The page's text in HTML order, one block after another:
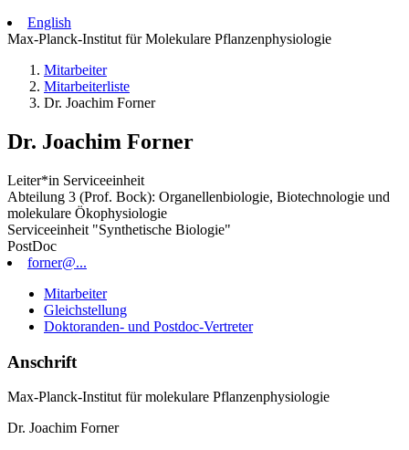
English
Max-Planck-Institut für Molekulare Pflanzenphysiologie
Mitarbeiter
Mitarbeiterliste
Dr. Joachim Forner
Dr. Joachim Forner
Leiter*in Serviceeinheit
Abteilung 3 (Prof. Bock): Organellenbiologie, Biotechnologie und
molekulare Ökophysiologie
Serviceeinheit "Synthetische Biologie"
PostDoc
forner@...
Mitarbeiter
Gleichstellung
Doktoranden- und Postdoc-Vertreter
Anschrift
Max-Planck-Institut für molekulare Pflanzenphysiologie
Dr. Joachim Forner